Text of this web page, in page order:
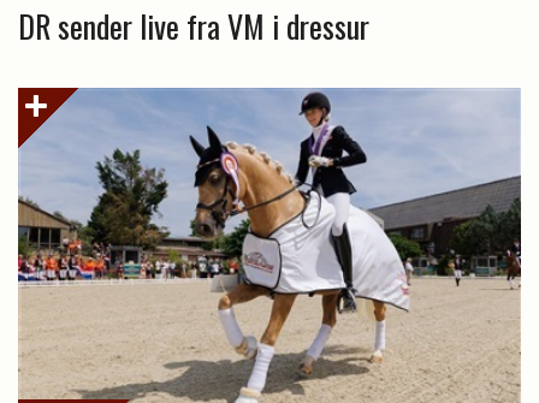
DR sender live fra VM i dressur